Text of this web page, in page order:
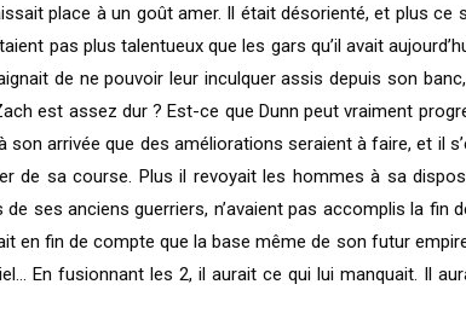
place à un goût amer. Il était désorienté, et plus ce
pas plus talentueux que les gars qu’il avait
de ne pouvoir leur inculquer assis depuis son banc,
est assez dur ? Est-ce que Dunn peut vraiment
arrivée que des améliorations seraient à faire, et il
de sa course. Plus il revoyait les hommes à sa
ses anciens guerriers, n’avaient pas accomplis la fin
en fin de compte que la base même de son futur
En fusionnant les 2, il aurait ce qui lui manquait. Il